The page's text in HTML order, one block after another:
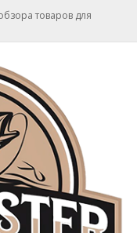
товаров для